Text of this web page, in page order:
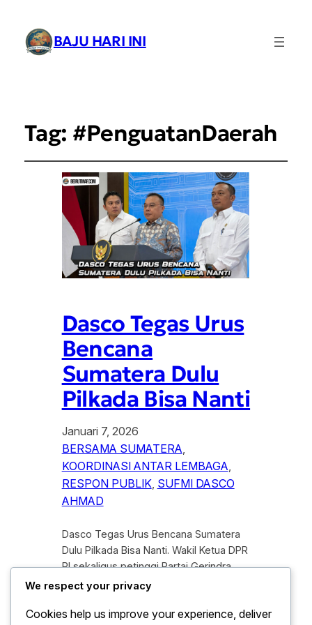
BAJU HARI INI
Tag: #PenguatanDaerah
Dasco Tegas Urus
Bencana
Sumatera Dulu
Pilkada Bisa Nanti
Januari 7, 2026
BERSAMA SUMATERA
KOORDINASI ANTAR LEMBAGA
RESPON PUBLIK, SUFMI DASCO
AHMAD
Dasco Tegas Urus Bencana Sumatera
Dulu Pilkada Bisa Nanti. Wakil Ketua DPR
RI sekaligus petinggi Partai Gerindra,
Sufmi Dasco Ahmad, menegaskan
melanda sejumlah wilayah di Sumatera
We respect your privacy
Cookies help us improve your experience, deliver